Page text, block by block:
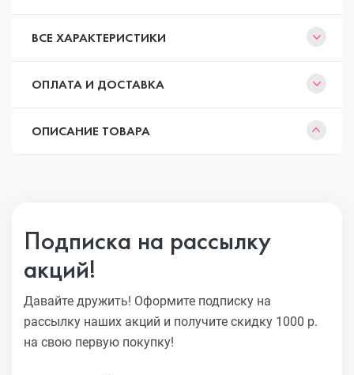
ВСЕ ХАРАКТЕРИСТИКИ
ОПЛАТА И ДОСТАВКА
ОПИСАНИЕ ТОВАРА
Подписка на рассылку
акций!
Давайте дружить! Оформите подписку на
рассылку наших акций и получите скидку 1000 р.
на свою первую покупку!